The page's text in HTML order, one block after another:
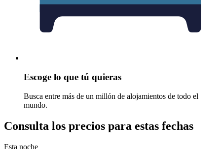
Escoge lo que tú quieras
Busca entre más de un millón de alojamientos de todo el
mundo.
Consulta los precios para estas fechas
Esta noche